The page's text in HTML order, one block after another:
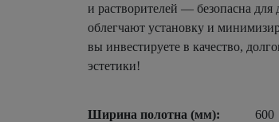
и растворителей — безопасна
облегчают установку и
вы инвестируете в качество,
эстетики!
Ширина полотна (мм):
600